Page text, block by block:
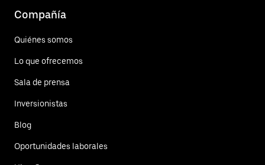
Compañía
Quiénes somos
Lo que ofrecemos
Sala de prensa
Inversionistas
Blog
Oportunidades laborales